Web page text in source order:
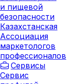
и пищевой
безопасности
Казахстанская
Ассоциация
маркетологов
профессионалов
Сервисы
Сервис